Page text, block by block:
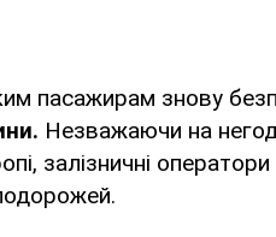
пасажирам знову
Незважаючи на
залізничні